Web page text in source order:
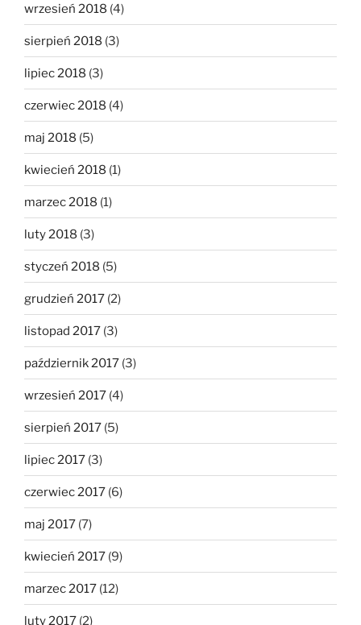
wrzesień 2018 (4)
sierpień 2018 (3)
lipiec 2018 (3)
czerwiec 2018 (4)
maj 2018 (5)
kwiecień 2018 (1)
marzec 2018 (1)
luty 2018 (3)
styczeń 2018 (5)
grudzień 2017 (2)
listopad 2017 (3)
październik 2017 (3)
wrzesień 2017 (4)
sierpień 2017 (5)
lipiec 2017 (3)
czerwiec 2017 (6)
maj 2017 (7)
kwiecień 2017 (9)
marzec 2017 (12)
luty 2017 (2)